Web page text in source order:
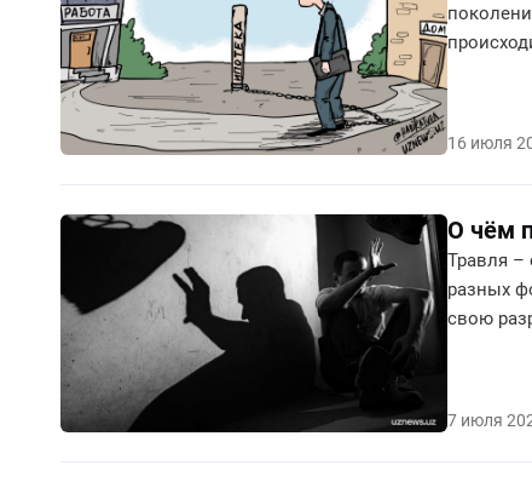
16 июля
О чём
Травля –
разных
свою
7 июля